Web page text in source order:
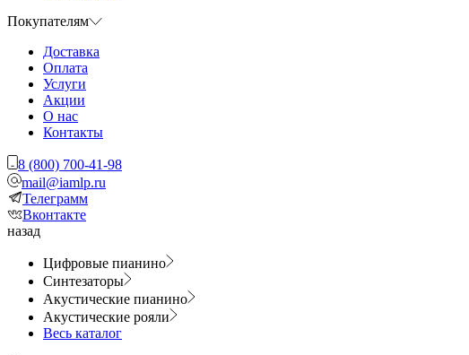
Покупателям
Доставка
Оплата
Услуги
Акции
О нас
Контакты
8 (800) 700-41-98
mail@iamlp.ru
Телеграмм
Вконтакте
назад
Цифровые пианино
Синтезаторы
Акустические пианино
Акустические рояли
Весь каталог